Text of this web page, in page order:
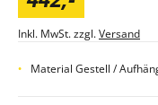
Inkl. MwSt. zzgl.Versand
Material Gestell /